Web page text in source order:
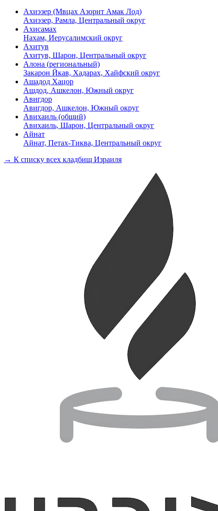
Ахиэзер (Мвцах Азорит Амак Лод)
Ахиэзер, Рамла, Центральный округ
Ахисамах
Нахам, Иерусалимский округ
Ахитув
Ахитув, Шарон, Центральный округ
Алона (региональный)
Закарон Йкав, Хадарах, Хайфский округ
Ашадод Хацор
Ашдод, Ашкелон, Южный округ
Авигдор
Авигдор, Ашкелон, Южный округ
Авихаиль (общий)
Авихаиль, Шарон, Центральный округ
Айнат
Айнат, Петах-Тиква, Центральный округ
→ К списку всех кладбищ Израиля